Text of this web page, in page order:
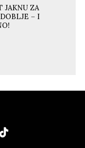
JAKNU ZA
– I